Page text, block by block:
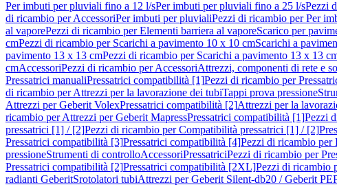
Per imbuti per pluviali fino a 12 l/sPer imbuti per pluviali fino a 25 l/sPezzi
di ricambio per AccessoriPer imbuti per pluvialiPezzi di ricambio per Per
al vaporePezzi di ricambio per Elementi barriera al vaporeScarico per
cmPezzi di ricambio per Scarichi a pavimento 10 x 10 cmScarichi a
pavimento 13 x 13 cmPezzi di ricambio per Scarichi a pavimento 13 x 13
cmAccessoriPezzi di ricambio per AccessoriAttrezzi, componenti di rete e
Pressatrici manualiPressatrici compatibilità [1]Pezzi di ricambio per
di ricambio per Attrezzi per la lavorazione dei tubiTappi prova pressione
Attrezzi per Geberit VolexPressatrici compatibilità [2]Attrezzi per la
ricambio per Attrezzi per Geberit MapressPressatrici compatibilità [1]Pezzi
pressatrici [1] / [2]Pezzi di ricambio per Compatibilità pressatrici [1] / [2]
Pressatrici compatibilità [3]Pressatrici compatibilità [4]Pezzi di ricambio per
pressioneStrumenti di controlloAccessoriPressatriciPezzi di ricambio per
Pressatrici compatibilità [2]Pressatrici compatibilità [2XL]Pezzi di ricambio
radianti GeberitSrotolatori tubiAttrezzi per Geberit Silent-db20 / Geberit PE